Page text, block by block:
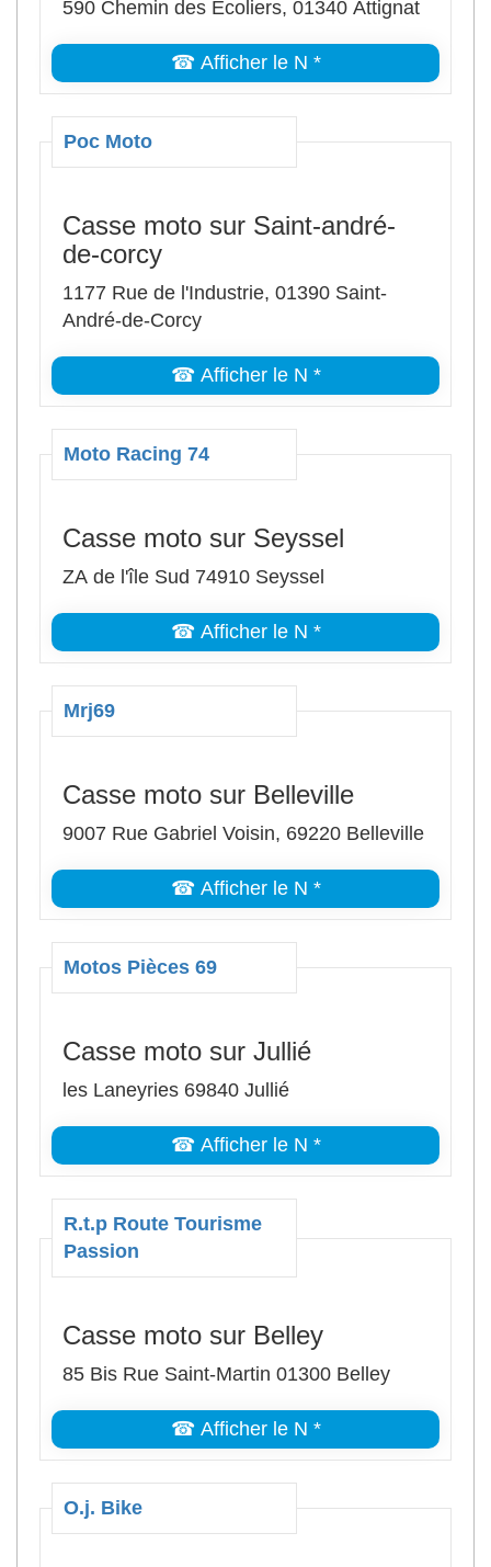
590 Chemin des Écoliers, 01340 Attignat
☎ Afficher le N *
Poc Moto
Casse moto sur Saint-andré-
de-corcy
1177 Rue de l'Industrie, 01390 Saint-
André-de-Corcy
☎ Afficher le N *
Moto Racing 74
Casse moto sur Seyssel
ZA de l'île Sud 74910 Seyssel
☎ Afficher le N *
Mrj69
Casse moto sur Belleville
9007 Rue Gabriel Voisin, 69220 Belleville
☎ Afficher le N *
Motos Pièces 69
Casse moto sur Jullié
les Laneyries 69840 Jullié
☎ Afficher le N *
R.t.p Route Tourisme
Passion
Casse moto sur Belley
85 Bis Rue Saint-Martin 01300 Belley
☎ Afficher le N *
O.j. Bike